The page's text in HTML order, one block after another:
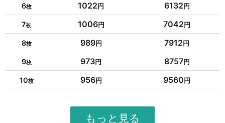
6 1022 6132
7 1006 7042
8 989 7912
9 973 8757
10 956 9560
951